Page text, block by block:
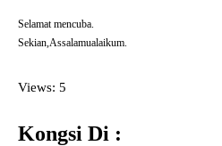
Selamat mencuba.
Sekian,Assalamualaikum.
Views: 5
Kongsi Di :